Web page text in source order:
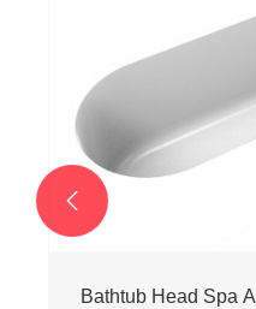
Bathtub Acrylic
